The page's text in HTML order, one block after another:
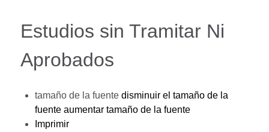
Estudios sin Tramitar Ni
Aprobados
tamaño de la fuente disminuir el tamaño de la
fuente aumentar tamaño de la fuente
Imprimir